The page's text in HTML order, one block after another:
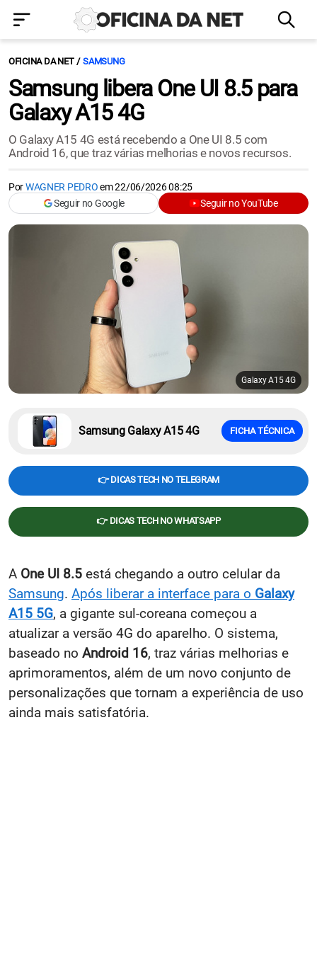
OFICINA DA NET SAMSUNG
Samsung libera One UI 8.5 para
Galaxy A15 4G
O Galaxy A15 4G está recebendo a One UI 8.5 com
Android 16, que traz várias melhorias e novos recursos.
PorWAGNER PEDROem22/06/2026 08:25
Seguir no Google
Seguir no YouTube
Galaxy A15 4G
Samsung Galaxy A15 4G FICHA TÉCNICA
👉 DICAS TECH NO TELEGRAM
👉 DICAS TECH NO WHATSAPP
A One UI 8.5 está chegando a outro celular da
Samsung. Após liberar a interface para o Galaxy
A15 5G, a gigante sul-coreana começou a
atualizar a versão 4G do aparelho. O sistema,
baseado no Android 16, traz várias melhorias e
aprimoramentos, além de um novo conjunto de
personalizações que tornam a experiência de uso
ainda mais satisfatória.